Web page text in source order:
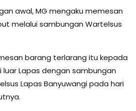
awal, MG mengaku memesan
melalui sambungan Wartelsus
barang terlarang itu kepada
Lapas dengan sambungan
Lapas Banyuwangi pada hari